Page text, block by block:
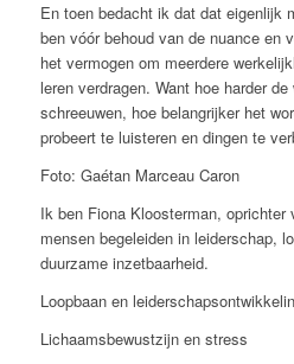
En toen bedacht ik dat dat eigenlijk
ben vóór behoud van de nuance en
het vermogen om meerdere
leren verdragen. Want hoe harder
schreeuwen, hoe belangrijker het
probeert te luisteren en dingen te
Foto: Gaétan Marceau Caron
Ik ben Fiona Kloosterman, oprichter
mensen begeleiden in leiderschap,
duurzame inzetbaarheid.
Loopbaan en
Lichaamsbewustzijn en stress